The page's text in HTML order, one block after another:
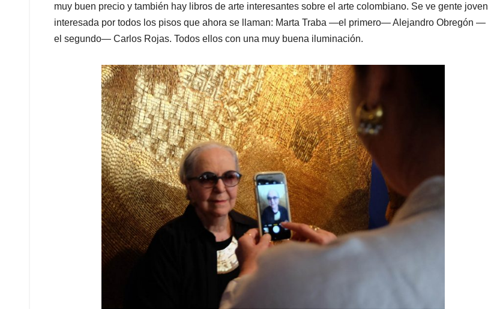
muy buen precio y también hay libros de arte interesantes sobre el arte colombiano. Se ve gente joven
interesada por todos los pisos que ahora se llaman: Marta Traba —el primero— Alejandro Obregón —
el segundo— Carlos Rojas. Todos ellos con una muy buena iluminación.